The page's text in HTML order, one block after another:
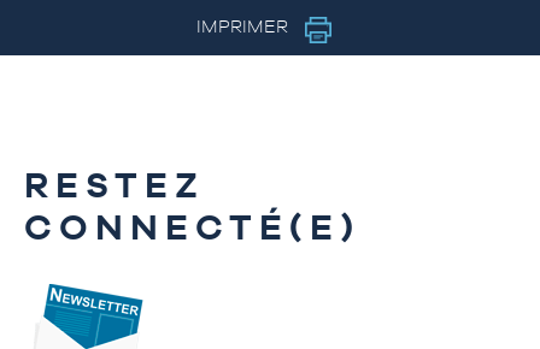
IMPRIMER
RESTEZ
CONNECTÉ(E)